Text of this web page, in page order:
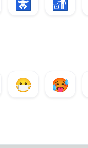
😷 🥵